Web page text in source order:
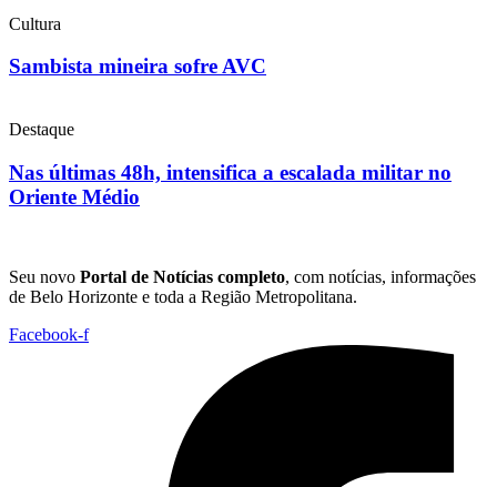
Cultura
Sambista mineira sofre AVC
Destaque
Nas últimas 48h, intensifica a escalada militar no
Oriente Médio
Seu novo Portal de Notícias completo, com notícias, informações
de Belo Horizonte e toda a Região Metropolitana.
Facebook-f